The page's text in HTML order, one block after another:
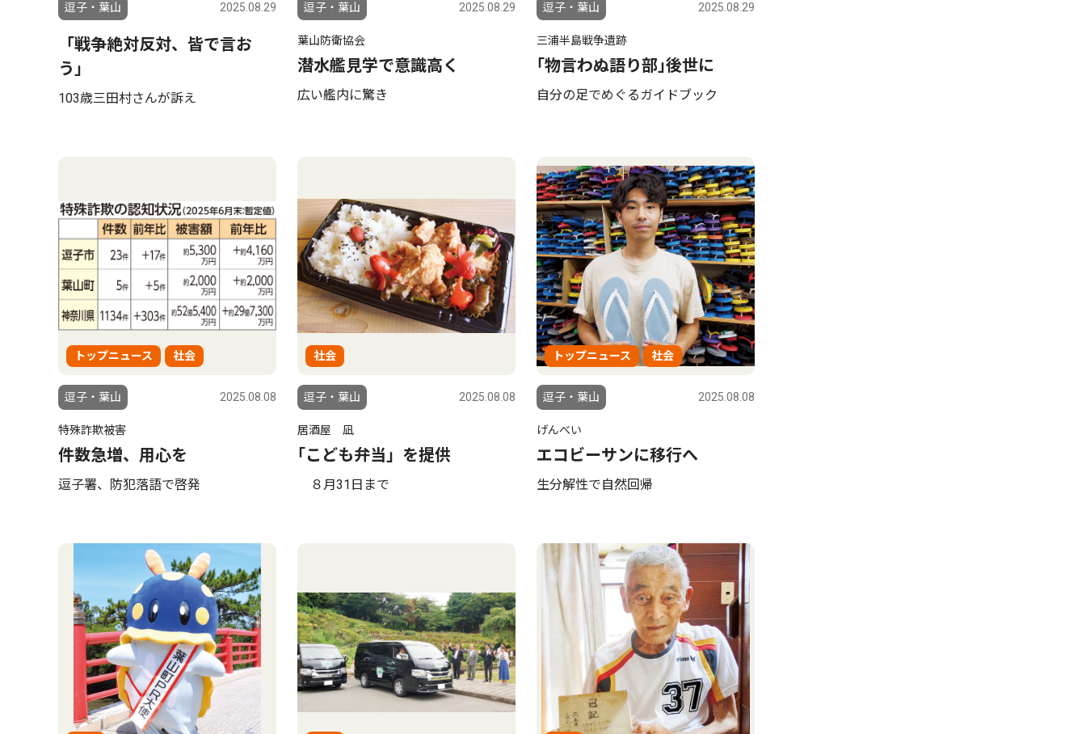
逗子・葉山 2025.08.29
「戦争絶対反対、皆で言お
う」
103歳三田村さんが訴え
逗子・葉山 2025.08.29
葉山防衛協会
潜水艦見学で意識高く
広い艦内に驚き
逗子・葉山 2025.08.29
三浦半島戦争遺跡
｢物言わぬ語り部｣後世に
自分の足でめぐるガイドブック
トップニュース 社会
逗子・葉山 2025.08.08
特殊詐欺被害
件数急増、用心を
逗子署、防犯落語で啓発
社会
逗子・葉山 2025.08.08
居酒屋 凪
｢こども弁当」を提供
８月31日まで
トップニュース 社会
逗子・葉山 2025.08.08
げんべい
エコビーサンに移行へ
生分解性で自然回帰